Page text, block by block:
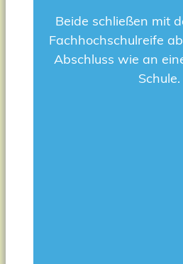
Beide schließen mit
Fachhochschulreife
Abschluss wie an
Schule.